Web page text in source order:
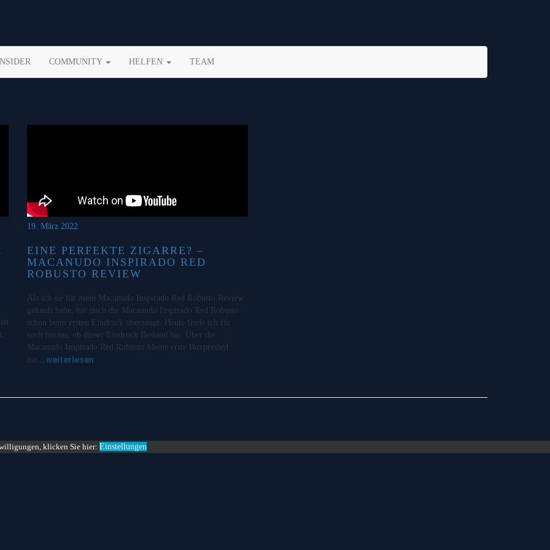
COMMUNITY HELFEN TEAM
19. März 2022
EINE PERFEKTE ZIGARRE? –
MACANUDO INSPIRADO RED
ROBUSTO REVIEW
Als ich sie für mein Macanudo Inspirado Red Robusto Review
gekauft habe, hat mich die Macanudo Inspirado Red Robusto
schon beim ersten Eindruck überzeugt. Heute finde ich für
euch heraus, ob dieser Eindruck Bestand hat. Über die
Macanudo Inspirado Red Robusto Meine erste Boxpressed
hat …weiterlesen
klicken Sie hier: Einstellungen